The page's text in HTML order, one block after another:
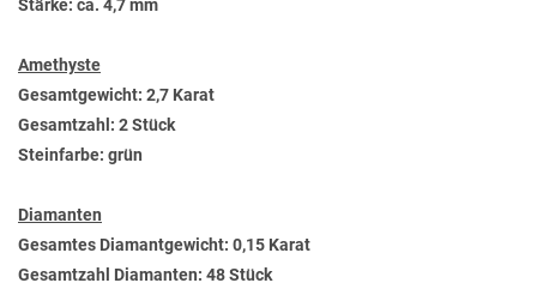
Stärke: ca. 4,7 mm
Amethyste
Gesamtgewicht: 2,7 Karat
Gesamtzahl: 2 Stück
Steinfarbe: grün
Diamanten
Gesamtes Diamantgewicht: 0,15 Karat
Gesamtzahl Diamanten: 48 Stück